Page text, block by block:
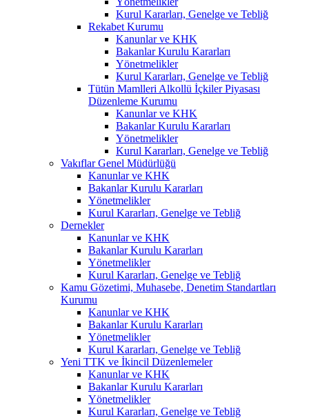
Kurul Kararları, Genelge ve Tebliğ
Rekabet Kurumu
Kanunlar ve KHK
Bakanlar Kurulu Kararları
Yönetmelikler
Kurul Kararları, Genelge ve Tebliğ
Tütün Mamlleri Alkollü İçkiler Piyasası
Düzenleme Kurumu
Kanunlar ve KHK
Bakanlar Kurulu Kararları
Yönetmelikler
Kurul Kararları, Genelge ve Tebliğ
Vakıflar Genel Müdürlüğü
Kanunlar ve KHK
Bakanlar Kurulu Kararları
Yönetmelikler
Kurul Kararları, Genelge ve Tebliğ
Dernekler
Kanunlar ve KHK
Bakanlar Kurulu Kararları
Yönetmelikler
Kurul Kararları, Genelge ve Tebliğ
Kamu Gözetimi, Muhasebe, Denetim Standartları
Kurumu
Kanunlar ve KHK
Bakanlar Kurulu Kararları
Yönetmelikler
Kurul Kararları, Genelge ve Tebliğ
Yeni TTK ve İkincil Düzenlemeler
Kanunlar ve KHK
Bakanlar Kurulu Kararları
Yönetmelikler
Kurul Kararları, Genelge ve Tebliğ